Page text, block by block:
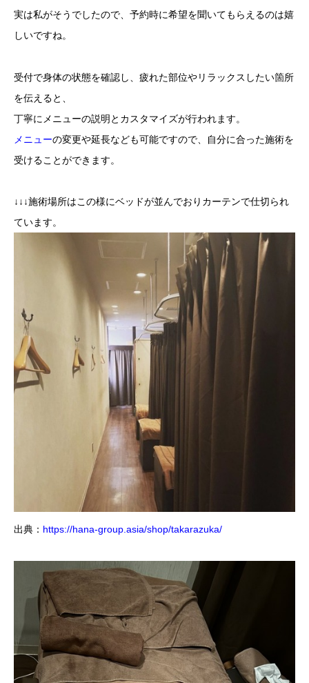
実は私がそうでしたので、予約時に希望を聞いてもらえるのは嬉
しいですね。
受付で身体の状態を確認し、疲れた部位やリラックスしたい箇所
を伝えると、
丁寧にメニューの説明とカスタマイズが行われます。
メニューの変更や延長なども可能ですので、自分に合った施術を
受けることができます。
↓↓↓施術場所はこの様にベッドが並んでおりカーテンで仕切られ
ています。
出典： https://hana-group.asia/shop/takarazuka/